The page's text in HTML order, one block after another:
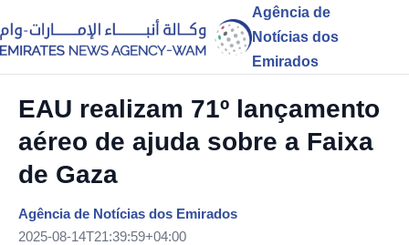
Agência de
Notícias dos
Emirados
EAU realizam 71º lançamento
aéreo de ajuda sobre a Faixa
de Gaza
Agência de Notícias dos Emirados
2025-08-14T21:39:59+04:00